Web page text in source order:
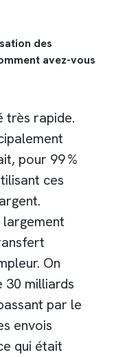
des
avez-vous
très rapide.
pour 99 %
ces
largement
On
30 milliards
par le
envois
qui était